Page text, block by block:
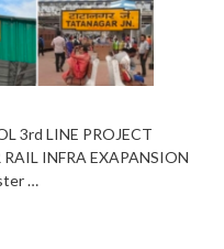
3rd LINE PROJECT
INFRA EXAPANSION
…